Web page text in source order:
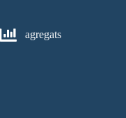
agregats